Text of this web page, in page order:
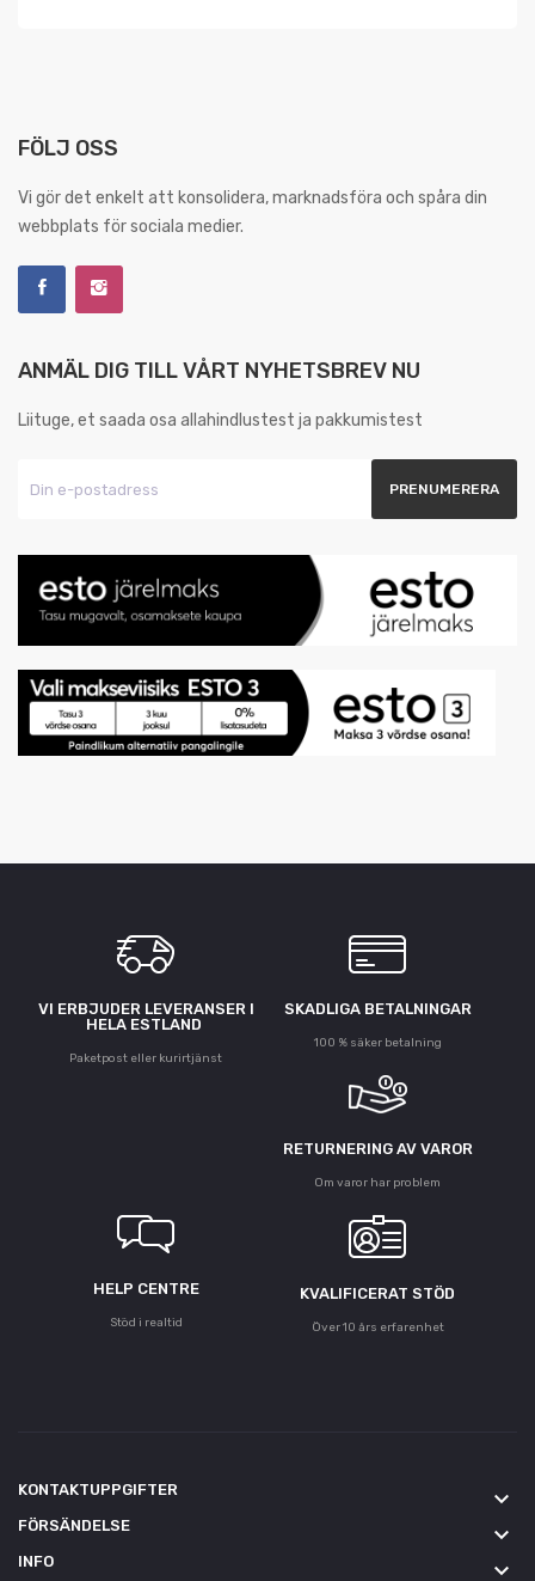
FÖLJ OSS
Vi gör det enkelt att konsolidera, marknadsföra och spåra din
webbplats för sociala medier.
ANMÄL DIG TILL VÅRT NYHETSBREV NU
Liituge, et saada osa allahindlustest ja pakkumistest
VI ERBJUDER LEVERANSER I
HELA ESTLAND
Paketpost eller kurirtjänst
SKADLIGA BETALNINGAR
100 % säker betalning
RETURNERING AV VAROR
Om varor har problem
HELP CENTRE
Stöd i realtid
KVALIFICERAT STÖD
Över 10 års erfarenhet
KONTAKTUPPGIFTER keyboard_arrow_down
FÖRSÄNDELSE keyboard_arrow_down
INFO keyboard_arrow_down